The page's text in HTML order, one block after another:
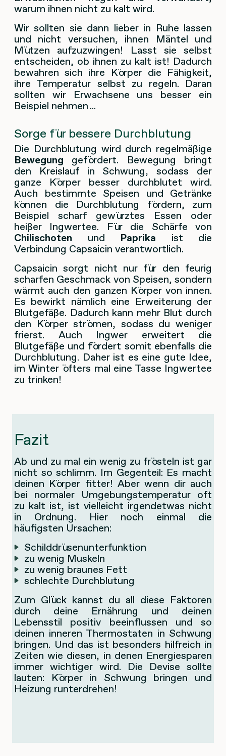
warum ihnen nicht zu kalt wird.
Wir sollten sie dann lieber in Ruhe lassen
und nicht versuchen, ihnen Mäntel und
Mützen aufzuzwingen! Lasst sie selbst
entscheiden, ob ihnen zu kalt ist! Dadurch
bewahren sich ihre Körper die Fähigkeit,
ihre Temperatur selbst zu regeln. Daran
sollten wir Erwachsene uns besser ein
Beispiel nehmen ...
Sorge für bessere Durchblutung
Die Durchblutung wird durch regelmäßige
Bewegung gefördert. Bewegung bringt
den Kreislauf in Schwung, sodass der
ganze Körper besser durchblutet wird.
Auch bestimmte Speisen und Getränke
können die Durchblutung fördern, zum
Beispiel scharf gewürztes Essen oder
heißer Ingwertee. Für die Schärfe von
Chilischoten und Paprika ist die
Verbindung Capsaicin verantwortlich.
Capsaicin sorgt nicht nur für den feurig
scharfen Geschmack von Speisen, sondern
wärmt auch den ganzen Körper von innen.
Es bewirkt nämlich eine Erweiterung der
Blutgefäße. Dadurch kann mehr Blut durch
den Körper strömen, sodass du weniger
frierst. Auch Ingwer erweitert die
Blutgefäße und fördert somit ebenfalls die
Durchblutung. Daher ist es eine gute Idee,
im Winter öfters mal eine Tasse Ingwertee
zu trinken!
Fazit
Ab und zu mal ein wenig zu frösteln ist gar
nicht so schlimm. Im Gegenteil: Es macht
deinen Körper fitter! Aber wenn dir auch
bei normaler Umgebungstemperatur oft
zu kalt ist, ist vielleicht irgendetwas nicht
in Ordnung. Hier noch einmal die
häufigsten Ursachen:
Schilddrüsenunterfunktion
zu wenig Muskeln
zu wenig braunes Fett
schlechte Durchblutung
Zum Glück kannst du all diese Faktoren
durch deine Ernährung und deinen
Lebensstil positiv beeinflussen und so
deinen inneren Thermostaten in Schwung
bringen. Und das ist besonders hilfreich in
Zeiten wie diesen, in denen Energiesparen
immer wichtiger wird. Die Devise sollte
lauten: Körper in Schwung bringen und
Heizung runterdrehen!